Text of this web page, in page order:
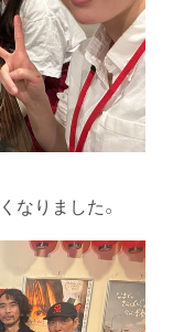
なりました。